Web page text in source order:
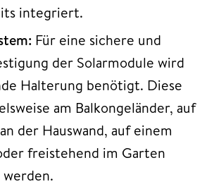
integriert.
Für eine sichere und
der Solarmodule wird
Halterung benötigt. Diese
am Balkongeländer, auf
der Hauswand, auf einem
freistehend im Garten